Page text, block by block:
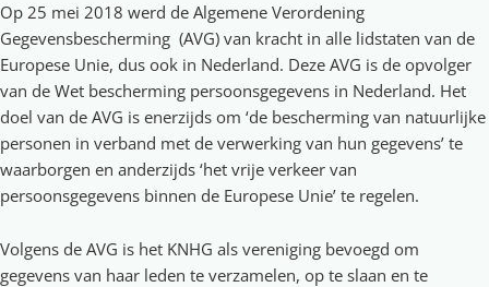
Op 25 mei 2018 werd de Algemene Verordening
Gegevensbescherming (AVG) van kracht in alle lidstaten van de
Europese Unie, dus ook in Nederland. Deze AVG is de opvolger
van de Wet bescherming persoonsgegevens in Nederland. Het
doel van de AVG is enerzijds om ‘de bescherming van natuurlijke
personen in verband met de verwerking van hun gegevens’ te
waarborgen en anderzijds ‘het vrije verkeer van
persoonsgegevens binnen de Europese Unie’ te regelen.
Volgens de AVG is het KNHG als vereniging bevoegd om
gegevens van haar leden te verzamelen, op te slaan en te